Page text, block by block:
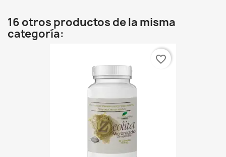
16 otros productos de la misma
categoría:
favorite_border